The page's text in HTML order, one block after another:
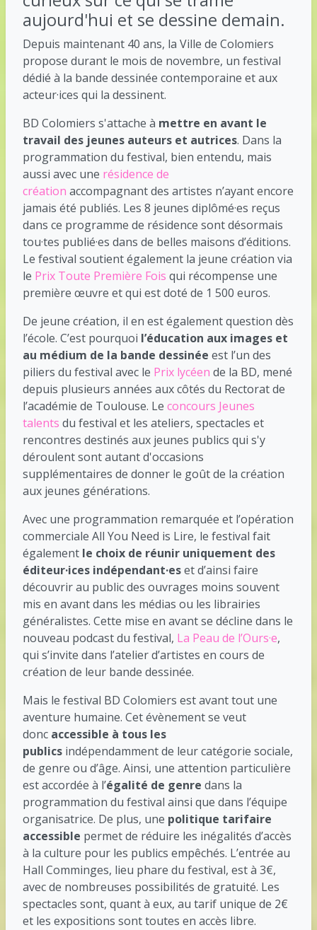
aujourd'hui et se dessine demain.
Depuis maintenant 40 ans, la Ville de Colomiers
propose durant le mois de novembre, un festival
dédié à la bande dessinée contemporaine et aux
acteur·ices qui la dessinent.
BD Colomiers s'attache à mettre en avant le
travail des jeunes auteurs et autrices. Dans la
programmation du festival, bien entendu, mais
aussi avec une résidence de
création accompagnant des artistes n’ayant encore
jamais été publiés. Les 8 jeunes diplômé·es reçus
dans ce programme de résidence sont désormais
tou·tes publié·es dans de belles maisons d’éditions.
Le festival soutient également la jeune création via
le Prix Toute Première Fois qui récompense une
première œuvre et qui est doté de 1 500 euros.
De jeune création, il en est également question dès
l’école. C’est pourquoi l’éducation aux images et
au médium de la bande dessinée est l’un des
piliers du festival avec le Prix lycéen de la BD, mené
depuis plusieurs années aux côtés du Rectorat de
l’académie de Toulouse. Le concours Jeunes
talents du festival et les ateliers, spectacles et
rencontres destinés aux jeunes publics qui s'y
déroulent sont autant d'occasions
supplémentaires de donner le goût de la création
aux jeunes générations.
Avec une programmation remarquée et l’opération
commerciale All You Need is Lire, le festival fait
également le choix de réunir uniquement des
éditeur·ices indépendant·eset d’ainsi faire
découvrir au public des ouvrages moins souvent
mis en avant dans les médias ou les librairies
généralistes. Cette mise en avant se décline dans le
nouveau podcast du festival, La Peau de l’Ours·e,
qui s’invite dans l’atelier d’artistes en cours de
création de leur bande dessinée.
Mais le festival BD Colomiers est avant tout une
aventure humaine. Cet évènement se veut
donc accessible à tous les
publics indépendamment de leur catégorie sociale,
de genre ou d’âge. Ainsi, une attention particulière
est accordée à l’égalité de genre dans la
programmation du festival ainsi que dans l’équipe
organisatrice. De plus, une politique tarifaire
accessible permet de réduire les inégalités d’accès
à la culture pour les publics empêchés. L’entrée au
Hall Comminges, lieu phare du festival, est à 3€,
avec de nombreuses possibilités de gratuité. Les
spectacles sont, quant à eux, au tarif unique de 2€
et les expositions sont toutes en accès libre.